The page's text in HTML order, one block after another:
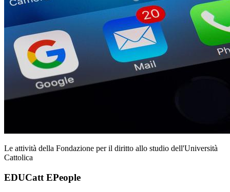
Le attività della Fondazione per il diritto allo studio dell'Università
Cattolica
EDUCatt EPeople